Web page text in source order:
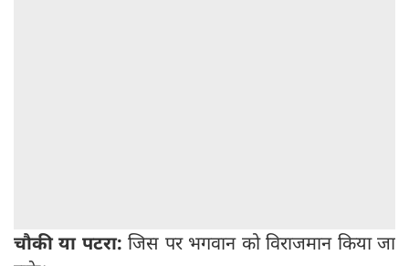
चौकी या पटरा: जिस पर भगवान को विराजमान किया जा